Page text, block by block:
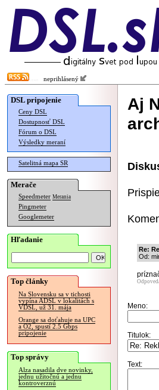
neprihlásený
DSL pripojenie
Ceny DSL
Dostupnosť DSL
Fórum o DSL
Výsledky meraní
Satelitná mapa SR
Merače
Speedmeter Merania
Pingmeter
Googlemeter
Hľadanie
Top články
Na Slovensku sa v tichosti
vypína ADSL v lokalitách s
VDSL, už 31. mája
Orange sa doťahuje na UPC
a O2, spustí 2.5 Gbps
pripojenie
Top správy
Alza nasadila dve novinky,
jednu užitočnú a jednu
kontroverznú
Aj
Re:
Od:
Meno:
Titulok:
Text: